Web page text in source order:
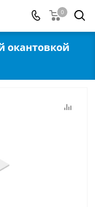
0
окантовкой